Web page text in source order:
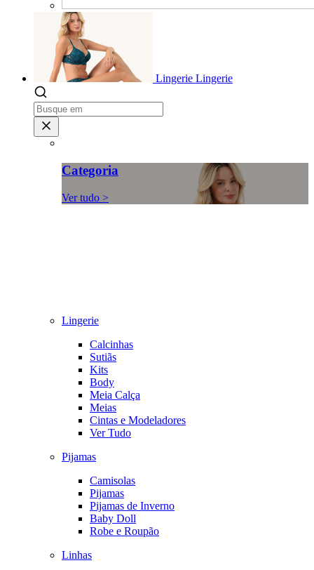
Lingerie Lingerie
Categoria
Ver tudo >
Lingerie
Calcinhas
Sutiãs
Kits
Body
Meia Calça
Meias
Cintas e Modeladores
Ver Tudo
Pijamas
Camisolas
Pijamas
Pijamas de Inverno
Baby Doll
Robe e Roupão
Linhas